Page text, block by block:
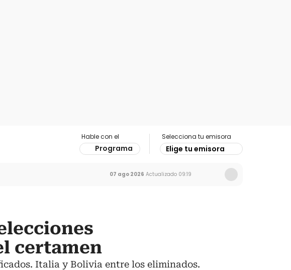
Hable con el
Programa
Selecciona tu emisora
Elige tu emisora
07 ago 2026 Actualizado 09:19
certamen
Italia y Bolivia entre los eliminados.